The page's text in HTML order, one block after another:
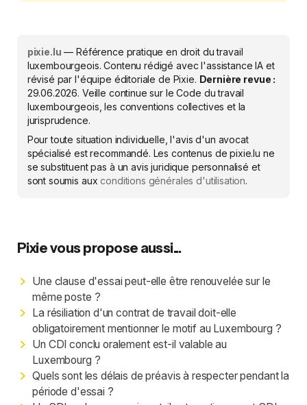
pixie.lu — Référence pratique en droit du travail
luxembourgeois. Contenu rédigé avec l'assistance IA et
révisé par l'équipe éditoriale de Pixie. Dernière revue :
29.06.2026. Veille continue sur le Code du travail
luxembourgeois, les conventions collectives et la
jurisprudence.
Pour toute situation individuelle, l'avis d'un avocat
spécialisé est recommandé. Les contenus de pixie.lu ne
se substituent pas à un avis juridique personnalisé et
sont soumis auxconditions générales d'utilisation.
Pixie vous propose aussi...
Une clause d'essai peut-elle être renouvelée sur le
même poste ?
La résiliation d'un contrat de travail doit-elle
obligatoirement mentionner le motif au Luxembourg ?
Un CDI conclu oralement est-il valable au
Luxembourg ?
Quels sont les délais de préavis à respecter pendant la
période d'essai ?